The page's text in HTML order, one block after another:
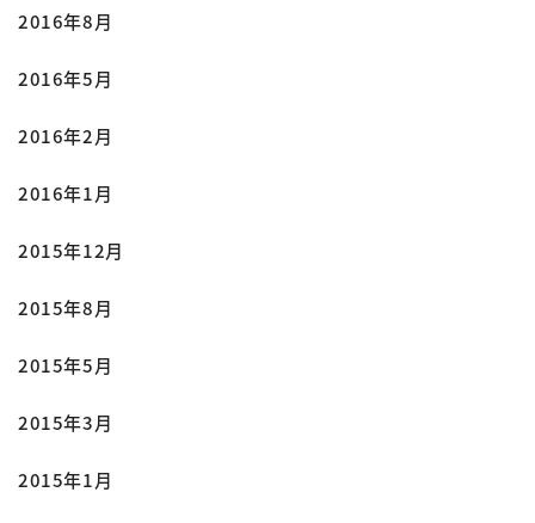
2016年8月
2016年5月
2016年2月
2016年1月
2015年12月
2015年8月
2015年5月
2015年3月
2015年1月